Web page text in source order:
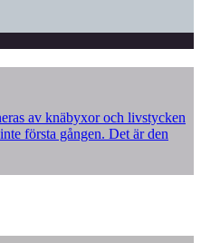
av knäbyxor och livstycken
första gången. Det är den